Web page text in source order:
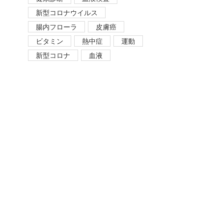
新型コロナウイルス
腸内フローラ
皮膚癌
ビタミン
熱中症
運動
新型コロナ
血液